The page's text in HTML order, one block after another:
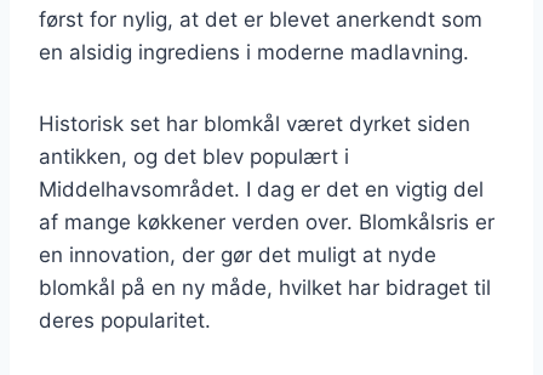
først for nylig, at det er blevet anerkendt som
en alsidig ingrediens i moderne madlavning.
Historisk set har blomkål været dyrket siden
antikken, og det blev populært i
Middelhavsområdet. I dag er det en vigtig del
af mange køkkener verden over. Blomkålsris er
en innovation, der gør det muligt at nyde
blomkål på en ny måde, hvilket har bidraget til
deres popularitet.